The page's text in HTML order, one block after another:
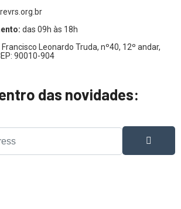
das 09h às 18h
Leonardo Truda, nº40, 12º andar,
90010-904
das novidades: